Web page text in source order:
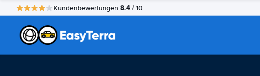
Kundenbewertungen 8.4 / 10